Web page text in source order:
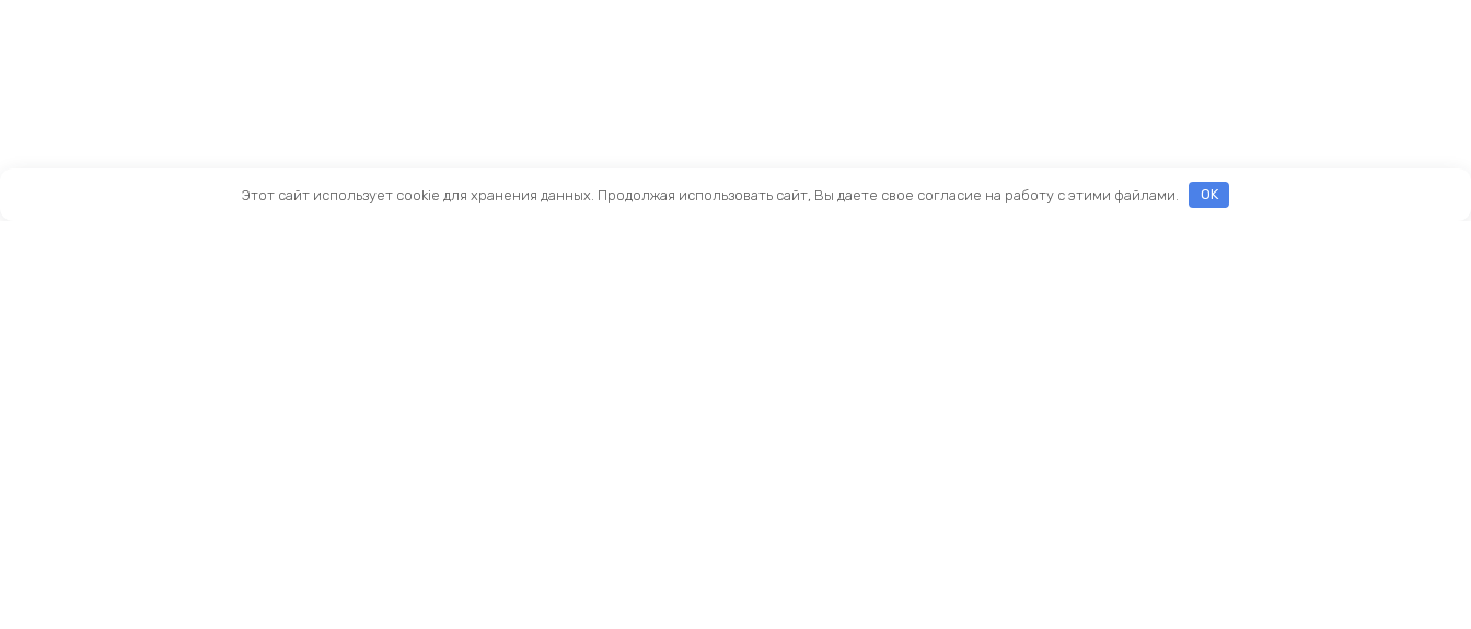
Этот сайт использует cookie для хранения данных. Продолжая использовать сайт, Вы даете свое согласие на работу с этими файлами. OK